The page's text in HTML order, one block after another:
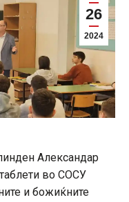
26
2024
Александар
во СОСУ
и божиќните